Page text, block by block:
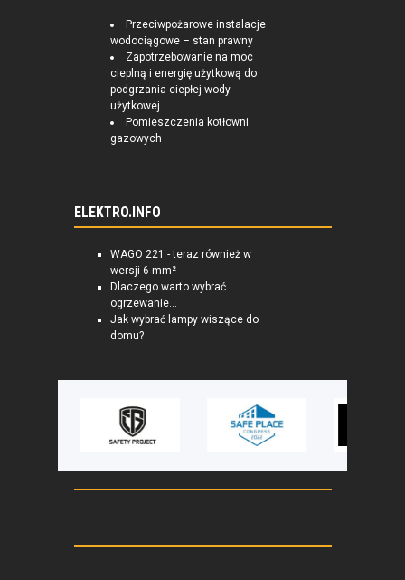
Przeciwpożarowe instalacje
wodociągowe – stan prawny
Zapotrzebowanie na moc
cieplną i energię użytkową do
podgrzania ciepłej wody
użytkowej
Pomieszczenia kotłowni
gazowych
ELEKTRO.INFO
WAGO 221 - teraz również w
wersji 6 mm²
Dlaczego warto wybrać
ogrzewanie...
Jak wybrać lampy wiszące do
domu?